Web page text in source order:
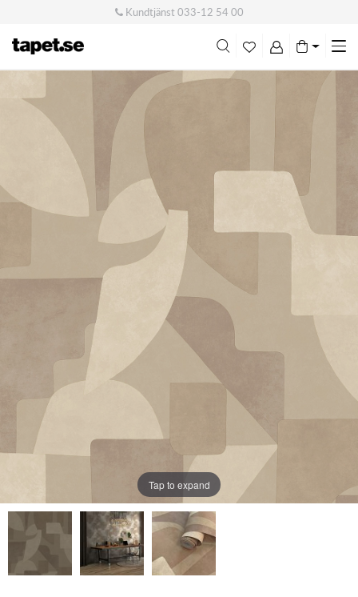
Kundtjänst033-12 54 00
Tap to expand